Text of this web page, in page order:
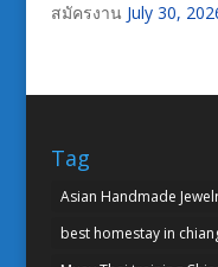
สมัครงาน July 30,
Tag
Asian Handmade
best homestay in